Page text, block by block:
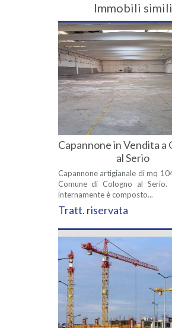
Immobili simili
Capannone in Vendita a
al Serio
Capannone artigianale di mq
Comune di Cologno al Serio.
internamente è composto...
Tratt. riservata